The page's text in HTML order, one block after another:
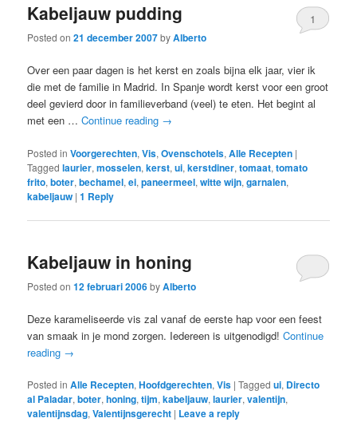
Kabeljauw pudding
Posted on21 december 2007byAlberto
1
Over een paar dagen is het kerst en zoals bijna elk jaar, vier ik
die met de familie in Madrid. In Spanje wordt kerst voor een groot
deel gevierd door in familieverband (veel) te eten. Het begint al
met een …Continue reading →
Posted in Voorgerechten,Vis,Ovenschotels,Alle Recepten |
Tagged laurier,mosselen,kerst,ui,kerstdiner,tomaat,tomato
frito,boter,bechamel,ei,paneermeel,witte wijn,garnalen,
kabeljauw |1 Reply
Kabeljauw in honing
Posted on12 februari 2006byAlberto
Deze karameliseerde vis zal vanaf de eerste hap voor een feest
van smaak in je mond zorgen. Iedereen is uitgenodigd!Continue
reading →
Posted in Alle Recepten,Hoofdgerechten,Vis |Tagged ui, Directo
al Paladar,boter,honing,tijm,kabeljauw,laurier,valentijn,
valentijnsdag,Valentijnsgerecht | Leave a reply